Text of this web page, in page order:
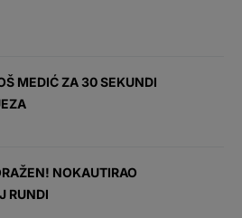
MEDIĆ ZA 30 SEKUNDI
NOKAUTIRAO
RUNDI